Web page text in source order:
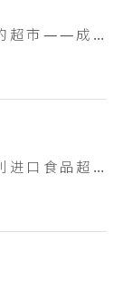
去日本考察必看的超市——成城石井
超市陈列：意大利进口食品超市Pusateri's